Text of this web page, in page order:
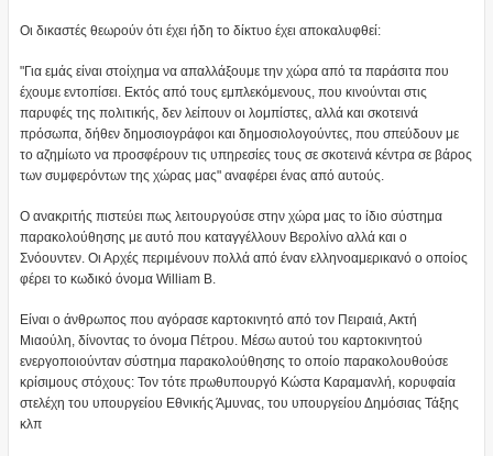
Οι δικαστές θεωρούν ότι έχει ήδη το δίκτυο έχει αποκαλυφθεί:
"Για εμάς είναι στοίχημα να απαλλάξουμε την χώρα από τα παράσιτα που
έχουμε εντοπίσει. Εκτός από τους εμπλεκόμενους, που κινούνται στις
παρυφές της πολιτικής, δεν λείπουν οι λομπίστες, αλλά και σκοτεινά
πρόσωπα, δήθεν δημοσιογράφοι και δημοσιολογούντες, που σπεύδουν με
το αζημίωτο να προσφέρουν τις υπηρεσίες τους σε σκοτεινά κέντρα σε βάρος
των συμφερόντων της χώρας μας" αναφέρει ένας από αυτούς.
Ο ανακριτής πιστεύει πως λειτουργούσε στην χώρα μας το ίδιο σύστημα
παρακολούθησης με αυτό που καταγγέλλουν Βερολίνο αλλά και ο
Σνόουντεν. Οι Αρχές περιμένουν πολλά από έναν ελληνοαμερικανό ο οποίος
φέρει το κωδικό όνομα William B.
Είναι ο άνθρωπος που αγόρασε καρτοκινητό από τον Πειραιά, Ακτή
Μιαούλη, δίνοντας το όνομα Πέτρου. Μέσω αυτού του καρτοκινητού
ενεργοποιούνταν σύστημα παρακολούθησης το οποίο παρακολουθούσε
κρίσιμους στόχους: Τον τότε πρωθυπουργό Κώστα Καραμανλή, κορυφαία
στελέχη του υπουργείου Εθνικής Άμυνας, του υπουργείου Δημόσιας Τάξης
κλπ